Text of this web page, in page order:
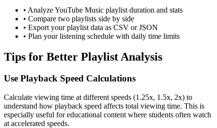
• Analyze YouTube Music playlist duration and stats
• Compare two playlists side by side
• Export your playlist data as CSV or JSON
• Plan your listening schedule with daily time limits
Tips for Better Playlist Analysis
Use Playback Speed Calculations
Calculate viewing time at different speeds (1.25x, 1.5x, 2x) to
understand how playback speed affects total viewing time. This is
especially useful for educational content where students often watch
at accelerated speeds.